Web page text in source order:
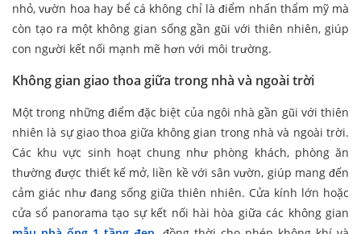
nhỏ, vườn hoa hay bể cá không chỉ là điểm nhấn thẩm mỹ mà
còn tạo ra một không gian sống gần gũi với thiên nhiên, giúp
con người kết nối mạnh mẽ hơn với môi trường.
Không gian giao thoa giữa trong nhà và ngoài trời
Một trong những điểm đặc biệt của ngôi nhà gần gũi với thiên
nhiên là sự giao thoa giữa không gian trong nhà và ngoài trời.
Các khu vực sinh hoạt chung như phòng khách, phòng ăn
thường được thiết kế mở, liền kề với sân vườn, giúp mang đến
cảm giác như đang sống giữa thiên nhiên. Cửa kính lớn hoặc
cửa sổ panorama tạo sự kết nối hài hòa giữa các không gian